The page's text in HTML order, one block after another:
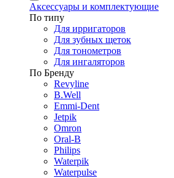
Аксессуары и комплектующие
По типу
Для ирригаторов
Для зубных щеток
Для тонометров
Для ингаляторов
По Бренду
Revyline
B.Well
Emmi-Dent
Jetpik
Omron
Oral-B
Philips
Waterpik
Waterpulse